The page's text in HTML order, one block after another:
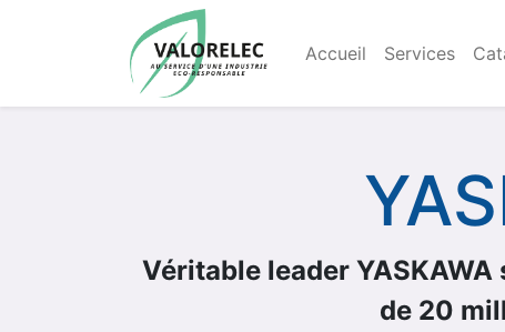
Accueil Services
Véritable leader
de 20